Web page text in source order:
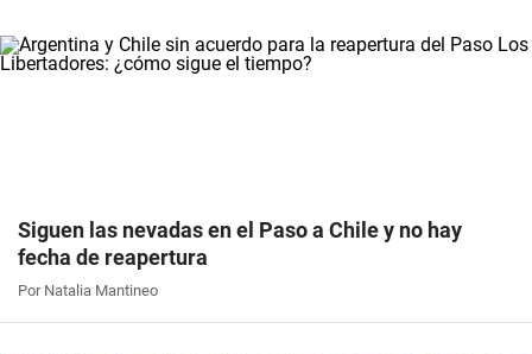
Siguen las nevadas en el Paso a Chile y no hay
fecha de reapertura
Por Natalia Mantineo